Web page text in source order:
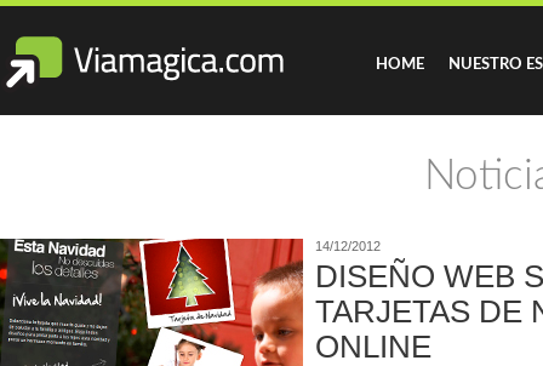
HOME NUESTRO
14/12/2012
DISEÑO WEB
TARJETAS DE
ONLINE